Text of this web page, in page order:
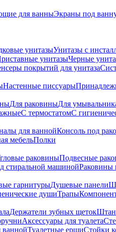
для ванныЭкраны под
унитазыУнитазы с
унитазыЧерные
покрытий для унитаза
Настенные писсуары
Для раковиныДля
С термостатомС
для ваннойКонсоль под
мебельПолки
раковиныПодвесные
стиральной машинойРаковины
гарнитурыДушевые панели
душиТрапы
Держатели зубных щеток
Аксессуары для туалета
ваннойТуалетные ершиСтойки